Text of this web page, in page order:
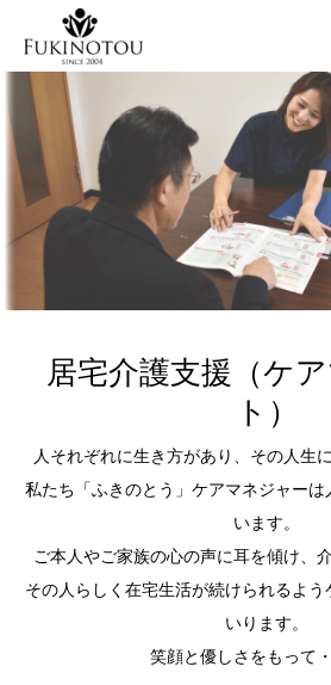
居宅介護支援（ケ
ト）
人それぞれに生き方があり、その人生
私たち「ふきのとう」ケアマネジャー
います。
ご本人やご家族の心の声に耳を傾け、
その人らしく在宅生活が続けられるよう
いります。
笑顔と優しさをもって・